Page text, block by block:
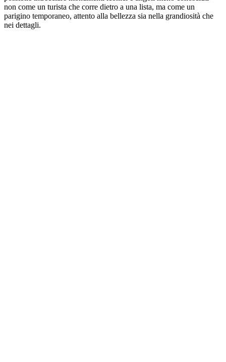
non come un turista che corre dietro a una lista, ma come un
parigino temporaneo, attento alla bellezza sia nella grandiosità che
nei dettagli.